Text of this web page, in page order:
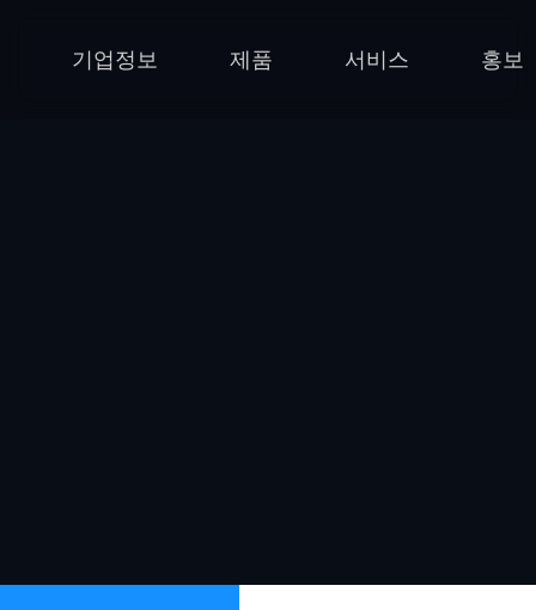
기업정보 제품 서비스 홍보